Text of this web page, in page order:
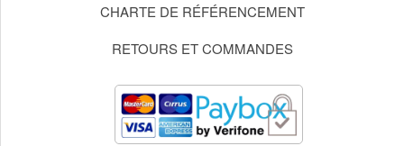
CHARTE DE RÉFÉRENCEMENT
RETOURS ET COMMANDES